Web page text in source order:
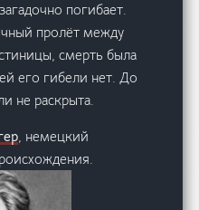
погибает.
пролёт между
смерть была
его гибели нет. До
не раскрыта.
, немецкий